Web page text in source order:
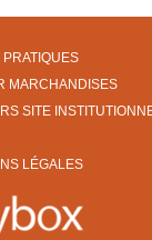
MARCHANDISES
SITE
LÉGALES